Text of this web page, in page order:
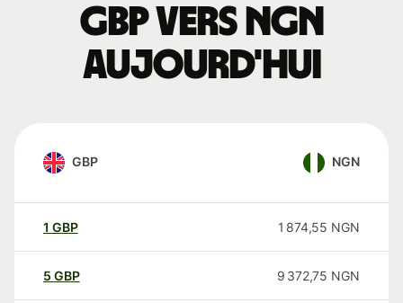
GBP vers NGN
aujourd'hui
GBP NGN
1 GBP 1 874,55 NGN
5 GBP 9 372,75 NGN